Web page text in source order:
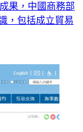
普（Donald
果，中國商務部
，包括成立貿易